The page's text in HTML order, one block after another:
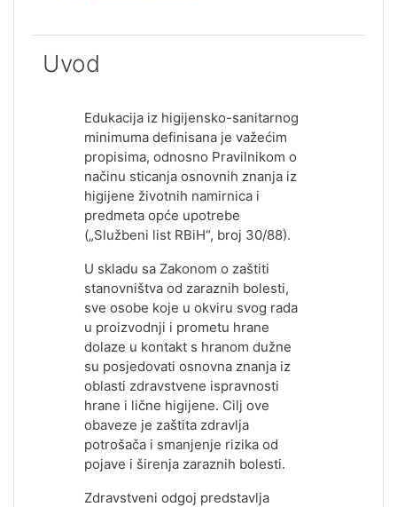
Uvod
Edukacija iz higijensko-sanitarnog
minimuma definisana je važećim
propisima, odnosno Pravilnikom o
načinu sticanja osnovnih znanja iz
higijene životnih namirnica i
predmeta opće upotrebe
(„Službeni list RBiH“, broj 30/88).
U skladu sa Zakonom o zaštiti
stanovništva od zaraznih bolesti,
sve osobe koje u okviru svog rada
u proizvodnji i prometu hrane
dolaze u kontakt s hranom dužne
su posjedovati osnovna znanja iz
oblasti zdravstvene ispravnosti
hrane i lične higijene. Cilj ove
obaveze je zaštita zdravlja
potrošača i smanjenje rizika od
pojave i širenja zaraznih bolesti.
Zdravstveni odgoj predstavlja